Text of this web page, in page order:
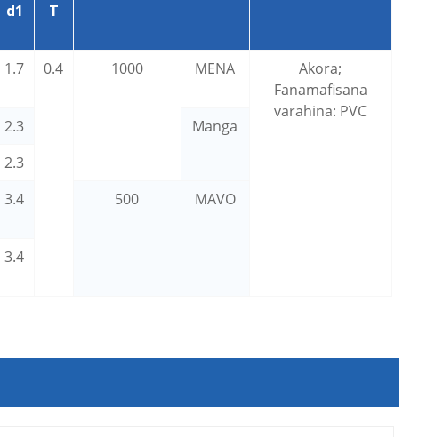
d1 T
1.7 0.4 1000 MENA
Akora;
Fanamafisana
varahina: PVC
2.3
Manga
2.3
3.4 500 MAVO
3.4